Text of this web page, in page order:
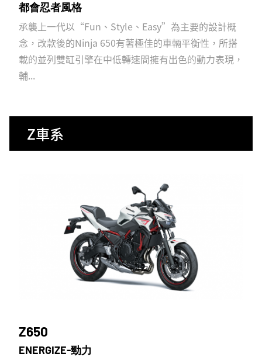
都會忍者風格
承襲上一代以“Fun、Style、Easy”為主要的設計概
念，改款後的Ninja 650有著極佳的車輛平衡性，所搭
載的並列雙缸引擎在中低轉速間擁有出色的動力表現，
輔...
Z車系
Z650
ENERGIZE-勁力